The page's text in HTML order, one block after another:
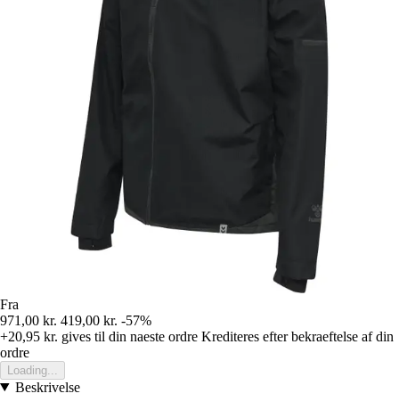
Fra
971,00 kr. 419,00 kr. -57%
+20,95 kr. gives til din naeste ordre Krediteres efter bekraeftelse af din
ordre
Loading...
Beskrivelse